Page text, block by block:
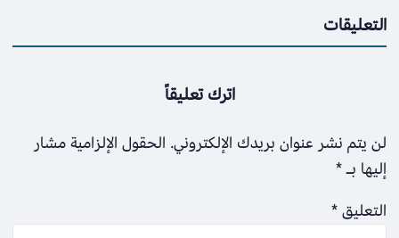
التعليقات
اترك تعليقاً
لن يتم نشر عنوان بريدك الإلكتروني. الحقول الإلزامية مشار
إليها بـ*
التعليق*